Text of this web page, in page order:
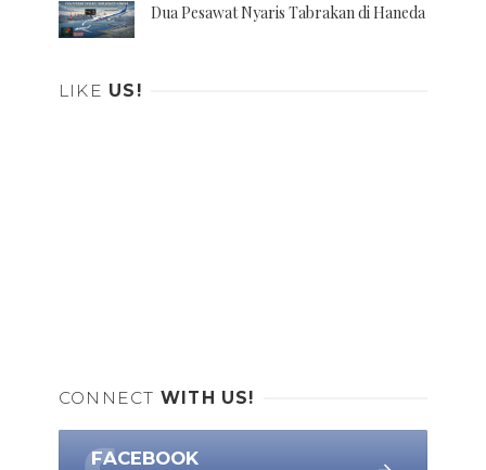
Dua Pesawat Nyaris Tabrakan di Haneda
LIKE US!
CONNECT WITH US!
FACEBOOK